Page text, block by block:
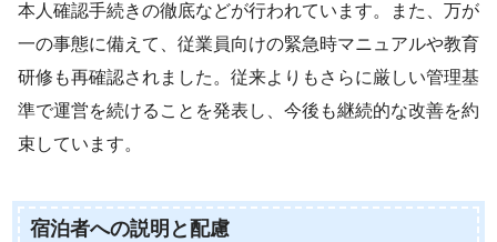
本人確認手続きの徹底などが行われています。また、万が
一の事態に備えて、従業員向けの緊急時マニュアルや教育
研修も再確認されました。従来よりもさらに厳しい管理基
準で運営を続けることを発表し、今後も継続的な改善を約
束しています。
宿泊者への説明と配慮